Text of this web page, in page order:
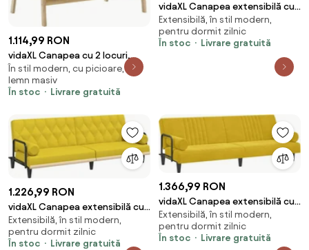
1.114,99 RON
vidaXL Canapea cu 2 locuri,
galben, material textil
În stil modern, cu picioare, din
lemn masiv
În stoc
Livrare gratuită
vidaXL Canapea extensibilă cu
2 locuri, 2 perne, galben, textil
Extensibilă, în stil modern,
pentru dormit zilnic
În stoc
Livrare gratuită
1.226,99 RON
vidaXL Canapea extensibilă cu
cotiere, galben deschis, textil
Extensibilă, în stil modern,
pentru dormit zilnic
În stoc
Livrare gratuită
1.366,99 RON
vidaXL Canapea extensibilă cu
cotiere, galben, catifea
Extensibilă, în stil modern,
pentru dormit zilnic
În stoc
Livrare gratuită